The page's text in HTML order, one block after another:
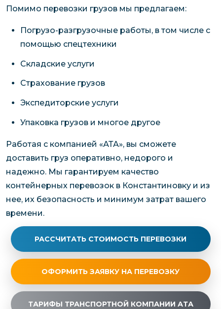
Помимо перевозки грузов мы предлагаем:
Погрузо-разгрузочные работы, в том числе с
помощью спецтехники
Складские услуги
Страхование грузов
Экспедиторские услуги
Упаковка грузов и многое другое
Работая с компанией «АТА», вы сможете
доставить груз оперативно, недорого и
надежно. Мы гарантируем качество
контейнерных перевозок в Константиновку и из
нее, их безопасность и минимум затрат вашего
времени.
РАССЧИТАТЬ СТОИМОСТЬ ПЕРЕВОЗКИ
ОФОРМИТЬ ЗАЯВКУ НА ПЕРЕВОЗКУ
ТАРИФЫ ТРАНСПОРТНОЙ КОМПАНИИ АТА